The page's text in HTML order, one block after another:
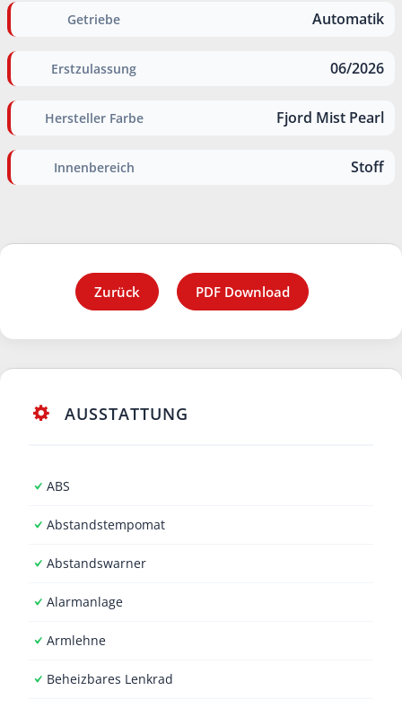
Getriebe Automatik
Erstzulassung 06/2026
Hersteller Farbe Fjord Mist Pearl
Innenbereich Stoff
Zurück PDF Download
AUSSTATTUNG
ABS
Abstandstempomat
Abstandswarner
Alarmanlage
Armlehne
Beheizbares Lenkrad